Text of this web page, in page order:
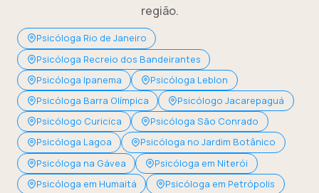
região.
Psicóloga Rio de Janeiro
Psicóloga Recreio dos Bandeirantes
Psicóloga Ipanema
Psicóloga Leblon
Psicóloga Barra Olímpica
Psicólogo Jacarepaguá
Psicólogo Curicica
Psicóloga São Conrado
Psicóloga Lagoa
Psicóloga no Jardim Botânico
Psicóloga na Gávea
Psicóloga em Niterói
Psicóloga em Humaitá
Psicóloga em Petrópolis